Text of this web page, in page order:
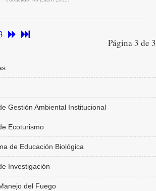
Página 3 de 3
Gestión Ambiental Institucional
Ecoturismo
de Educación Biológica
Investigación
del Fuego